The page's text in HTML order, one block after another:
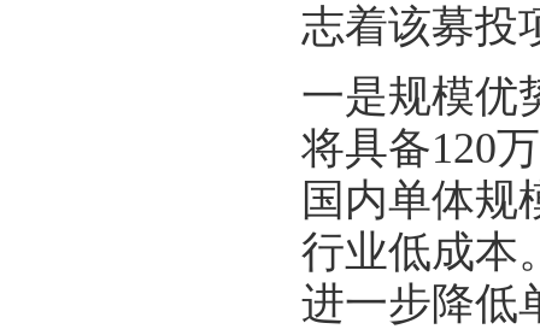
志着该募投
一是规模优
将具备120
国内单体规
行业低成本
进一步降低